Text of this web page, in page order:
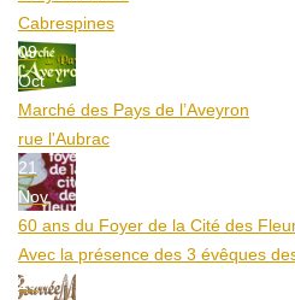
Cabrespines
09
Oct
Marché des Pays de l’Aveyron
rue l'Aubrac
21
Nov
60 ans du Foyer de la Cité des
Avec la présence des 3 évêques
20